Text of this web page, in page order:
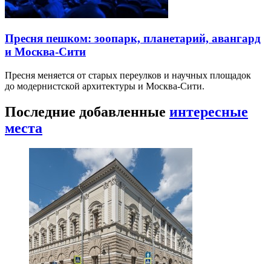
Пресня пешком: зоопарк, планетарий, авангард
и Москва-Сити
Пресня меняется от старых переулков и научных площадок
до модернистской архитектуры и Москва-Сити.
Последние добавленные интересные
места